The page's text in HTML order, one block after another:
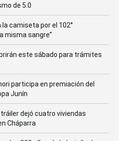
de 5.0
camiseta por el 102°
misma sangre”
este sábado para trámites
participa en premiación del
Junín
dejó cuatro viviendas
Cháparra